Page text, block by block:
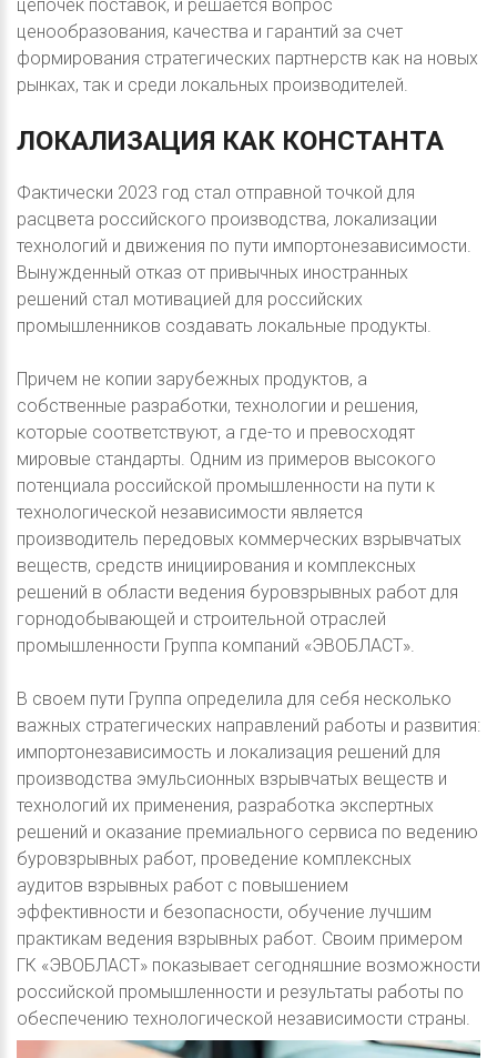
цепочек поставок, и решается вопрос
ценообразования, качества и гарантий за счет
формирования стратегических партнерств как на новых
рынках, так и среди локальных производителей.
ЛОКАЛИЗАЦИЯ КАК КОНСТАНТА
Фактически 2023 год стал отправной точкой для
расцвета российского производства, локализации
технологий и движения по пути импортонезависимости.
Вынужденный отказ от привычных иностранных
решений стал мотивацией для российских
промышленников создавать локальные продукты.
Причем не копии зарубежных продуктов, а
собственные разработки, технологии и решения,
которые соответствуют, а где-то и превосходят
мировые стандарты. Одним из примеров высокого
потенциала российской промышленности на пути к
технологической независимости является
производитель передовых коммерческих взрывчатых
веществ, средств инициирования и комплексных
решений в области ведения буровзрывных работ для
горнодобывающей и строительной отраслей
промышленности Группа компаний «ЭВОБЛАСТ».
В своем пути Группа определила для себя несколько
важных стратегических направлений работы и развития:
импортонезависимость и локализация решений для
производства эмульсионных взрывчатых веществ и
технологий их применения, разработка экспертных
решений и оказание премиального сервиса по ведению
буровзрывных работ, проведение комплексных
аудитов взрывных работ с повышением
эффективности и безопасности, обучение лучшим
практикам ведения взрывных работ. Своим примером
ГК «ЭВОБЛАСТ» показывает сегодняшние возможности
российской промышленности и результаты работы по
обеспечению технологической независимости страны.